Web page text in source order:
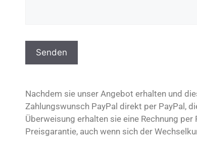
Nachdem sie unser Angebot erhalten und
Zahlungswunsch PayPal direkt per PayPal,
Überweisung erhalten sie eine Rechnung
Preisgarantie, auch wenn sich der